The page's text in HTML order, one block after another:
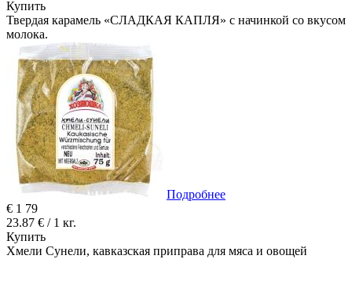
Купить
Твердая карамель «СЛАДКАЯ КАПЛЯ» с начинкой со вкусом
молока.
Подробнее
€ 1 79
23.87 € / 1 кг.
Купить
Хмели Сунели, кавказская приправа для мяса и овощей